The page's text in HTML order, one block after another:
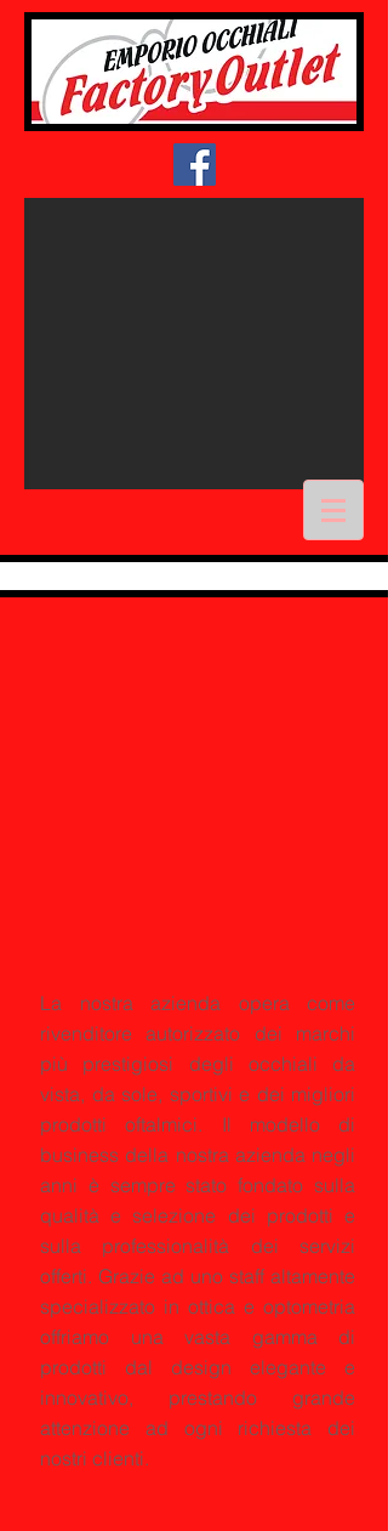
La nostra azienda opera come
rivenditore autorizzato dei marchi
più prestigiosi degli occhiali da
vista, da sole, sportivi e dei migliori
prodotti oftalmici. Il modello di
business della nostra azienda negli
anni è sempre stato fondato sulla
qualità e selezione dei prodotti e
sulla professionalità dei servizi
offerti. Grazie ad uno staff altamente
specializzato in ottica e optometria
offriamo una vasta gamma di
prodotti dal design elegante e
innovativo, prestando grande
attenzione ad ogni richiesta dei
nostri clienti.